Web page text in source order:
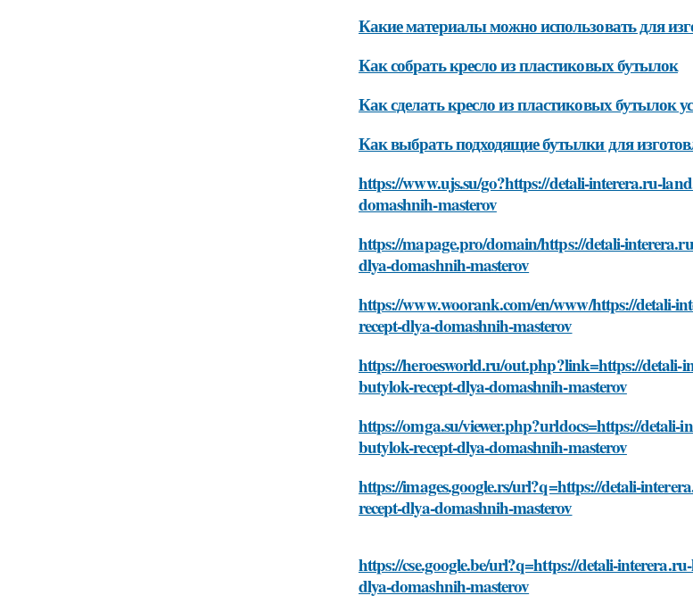
Какие материалы можно использовать для
Как собрать кресло из пластиковых бутылок
Как сделать кресло из пластиковых бутылок
Как выбрать подходящие бутылки для
https://www.ujs.su/go?https://detali-interera.ru-
domashnih-masterov
https://mapage.pro/domain/https://detali-
dlya-domashnih-masterov
https://www.woorank.com/en/www/https://detali-
recept-dlya-domashnih-masterov
https://heroesworld.ru/out.php?link=https://detali-
butylok-recept-dlya-domashnih-masterov
https://omga.su/viewer.php?urldocs=https://
butylok-recept-dlya-domashnih-masterov
https://images.google.rs/url?q=https://detali-
recept-dlya-domashnih-masterov
https://cse.google.be/url?q=https://detali-
dlya-domashnih-masterov